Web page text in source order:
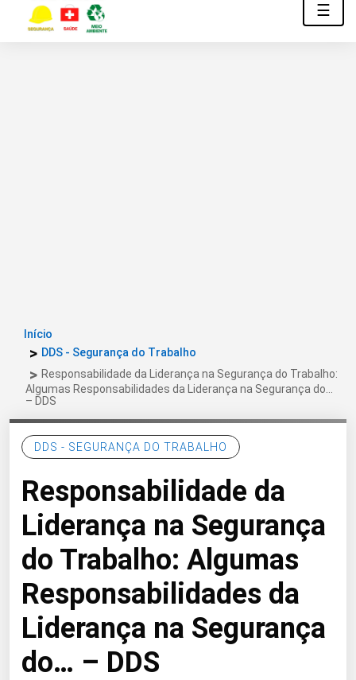
☰
Início
DDS - Segurança do Trabalho
Responsabilidade da Liderança na Segurança do Trabalho:
Algumas Responsabilidades da Liderança na Segurança do…
– DDS
DDS - SEGURANÇA DO TRABALHO
Responsabilidade da
Liderança na Segurança
do Trabalho: Algumas
Responsabilidades da
Liderança na Segurança
do… – DDS